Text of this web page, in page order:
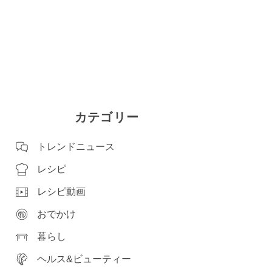
カテゴリー
トレンドニュース
レシピ
レシピ動画
おでかけ
暮らし
ヘルス&ビューティー